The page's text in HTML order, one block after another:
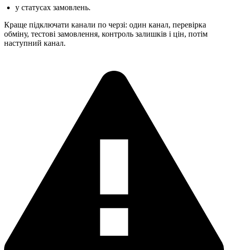
у статусах замовлень.
Краще підключати канали по черзі: один канал, перевірка
обміну, тестові замовлення, контроль залишків і цін, потім
наступний канал.